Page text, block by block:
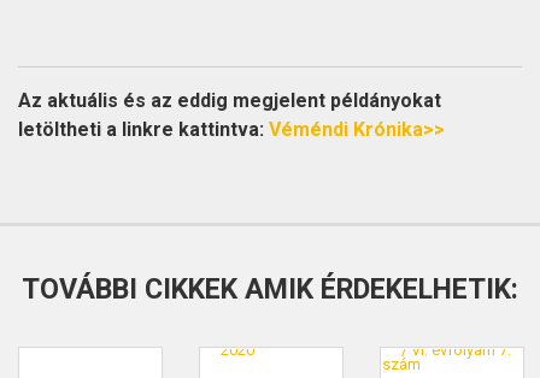
Az aktuális és az eddig megjelent példányokat
letöltheti a linkre kattintva: Véméndi Krónika>>
TOVÁBBI CIKKEK AMIK ÉRDEKELHETIK: